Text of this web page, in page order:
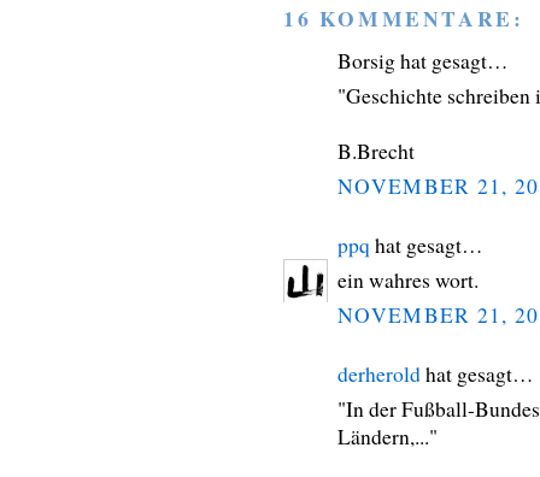
16 KOMMENTARE:
Borsig hat gesagt…
"Geschichte
B.Brecht
NOVEMBER 21,
ppq hat gesagt…
ein wahres wort.
NOVEMBER 21,
derheroldhat gesagt…
"In der Fußball-
Ländern,..."